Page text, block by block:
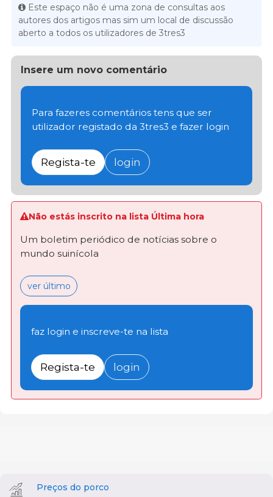
Este espaço não é uma zona de consultas aos
autores dos artigos mas sim um local de discussão
aberto a todos os utilizadores de 3tres3
Insere um novo comentário
Para fazeres comentários tens que ser
utilizador registado da 3tres3 e fazer login
Regista-te login
Não estás inscrito na lista Última hora
Um boletim periódico de notícias sobre o
mundo suinícola
ver último
faz login e inscreve-te na lista
Regista-te login
Preços do porco